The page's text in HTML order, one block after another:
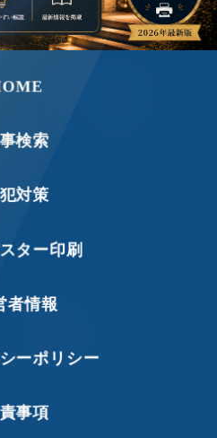
検索
対策
ター印刷
者情報
ーポリシー
事項